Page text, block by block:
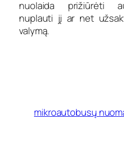
nuolaida prižiūrėti
nuplauti jį ar net
valymą.
mikroautobusų